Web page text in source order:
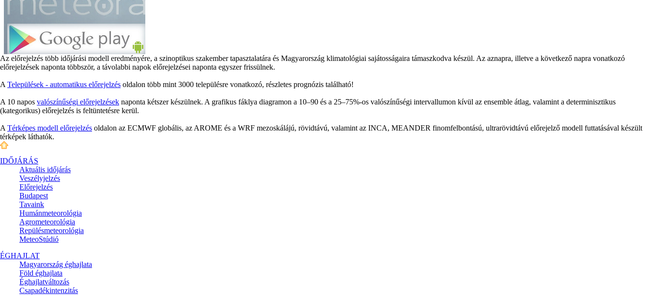
Az előrejelzés több időjárási modell eredményére, a szinoptikus szakember tapasztalatára és Magyarország klimatológiai sajátosságaira támaszkodva készül. Az aznapra, illetve a következő napra vonatkozó
előrejelzések naponta többször, a távolabbi napok előrejelzései naponta egyszer frissülnek.
A Települések - automatikus előrejelzés oldalon több mint 3000 településre vonatkozó, részletes prognózis található!
A 10 napos valószínűségi előrejelzések naponta kétszer készülnek. A grafikus fáklya diagramon a 10–90 és a 25–75%-os valószínűségi intervallumon kívül az ensemble átlag, valamint a determinisztikus
(kategorikus) előrejelzés is feltüntetésre kerül.
A Térképes modell előrejelzés oldalon az ECMWF globális, az AROME és a WRF mezoskálájú, rövidtávú, valamint az INCA, MEANDER finomfelbontású, ultrarövidtávú előrejelző modell futtatásával készült
térképek láthatók.
IDŐJÁRÁS
Aktuális időjárás
Veszélyjelzés
Előrejelzés
Budapest
Tavaink
Humánmeteorológia
Agrometeorológia
Repülésmeteorológia
MeteoStúdió
ÉGHAJLAT
Magyarország éghajlata
Föld éghajlata
Éghajlatváltozás
Csapadékintenzitás